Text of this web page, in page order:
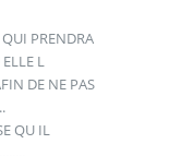
QUI PRENDRA
L
DE NE PAS
QU IL